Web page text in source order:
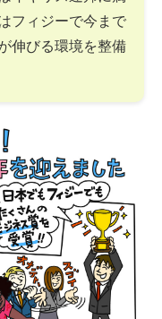
フィジーで今まで
伸びる環境を整備